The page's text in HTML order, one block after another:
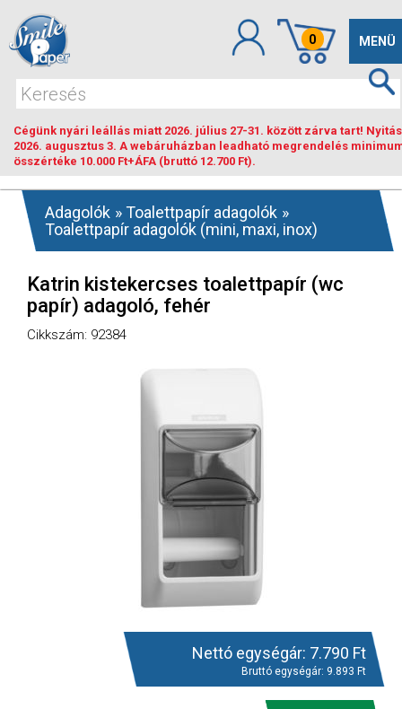
Toggle
MENÜ
0
Cégünk nyári leállás miatt 2026. július 27-31. között zárva tart!
2026. augusztus 3. A webáruházban leadható megrendelés
összértéke 10.000 Ft+ÁFA (bruttó 12.700 Ft).
Adagolók »Toalettpapír adagolók »
Toalettpapír adagolók (mini, maxi, inox)
Katrin kistekercses toalettpapír (wc
papír) adagoló, fehér
Cikkszám: 92384
Nettó egységár: 7.790 Ft
Bruttó egységár: 9.893 Ft